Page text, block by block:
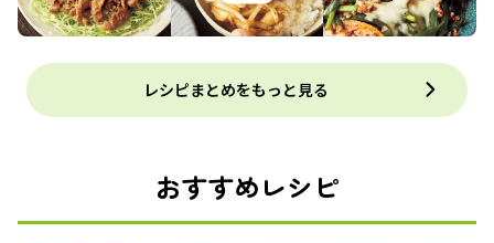
レシピまとめをもっと見る
おすすめレシピ